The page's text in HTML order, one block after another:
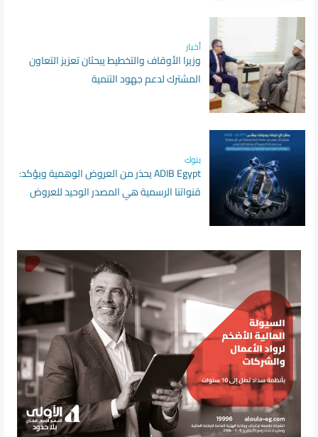
أخبار
وزيرا الأوقاف والتخطيط يبحثان تعزيز التعاون
المشترك لدعم جهود التنمية
بنوك
ADIB Egypt يحذر من العروض الوهمية ويؤكد:
قنواتنا الرسمية هي المصدر الوحيد للعروض